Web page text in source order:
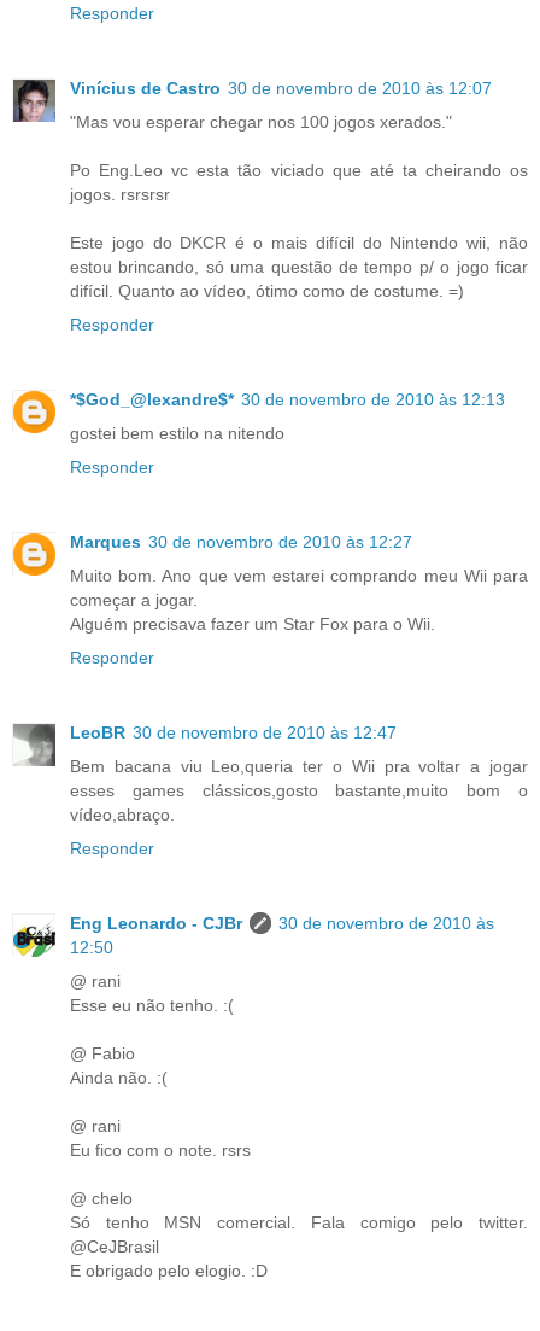
Responder
Vinícius de Castro 30 de novembro de 2010 às 12:07
"Mas vou esperar chegar nos 100 jogos xerados."
Po Eng.Leo vc esta tão viciado que até ta cheirando os
jogos. rsrsrsr
Este jogo do DKCR é o mais difícil do Nintendo wii, não
estou brincando, só uma questão de tempo p/ o jogo ficar
difícil. Quanto ao vídeo, ótimo como de costume. =)
Responder
*$God_@lexandre$* 30 de novembro de 2010 às 12:13
gostei bem estilo na nitendo
Responder
Marques 30 de novembro de 2010 às 12:27
Muito bom. Ano que vem estarei comprando meu Wii para
começar a jogar.
Alguém precisava fazer um Star Fox para o Wii.
Responder
LeoBR 30 de novembro de 2010 às 12:47
Bem bacana viu Leo,queria ter o Wii pra voltar a jogar
esses games clássicos,gosto bastante,muito bom o
vídeo,abraço.
Responder
Eng Leonardo - CJBr
30 de novembro de 2010 às
12:50
@ rani
Esse eu não tenho. :(
@ Fabio
Ainda não. :(
@ rani
Eu fico com o note. rsrs
@ chelo
Só tenho MSN comercial. Fala comigo pelo twitter.
@CeJBrasil
E obrigado pelo elogio. :D